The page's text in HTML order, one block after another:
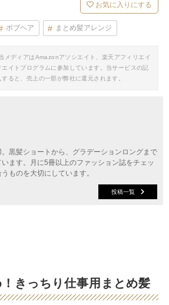
お気に入りにする
ボブヘア まとめ髪アレンジ
メディアはAmazonアソシエイト、楽天アフィリエイ
イトプログラムに参加しています。当サービスの記
ると、売上の一部が弊社に還元されます。
黒髪ショートから、グラデーションロングまで
ます。月に5冊以上のファッション誌をチェッ
ものを大切にしています。
投稿一覧
きっちり仕事用まとめ髪